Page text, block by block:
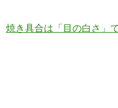
焼き具合は「目の白さ」